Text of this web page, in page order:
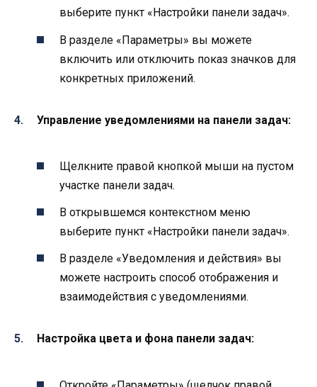
выберите пункт «Настройки панели задач».
В разделе «Параметры» вы можете
включить или отключить показ значков для
конкретных приложений.
Управление уведомлениями на панели задач:
Щелкните правой кнопкой мыши на пустом
участке панели задач.
В открывшемся контекстном меню
выберите пункт «Настройки панели задач».
В разделе «Уведомления и действия» вы
можете настроить способ отображения и
взаимодействия с уведомлениями.
Настройка цвета и фона панели задач: